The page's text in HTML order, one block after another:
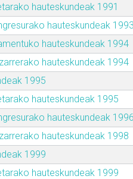
hauteskundeak 1991
hauteskundeak 1993
hauteskundeak 1994
hauteskundeak 1994
1995
hauteskundeak 1995
hauteskundeak 1996
hauteskundeak 1998
1999
hauteskundeak 1999